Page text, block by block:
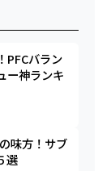
PFCバラン
ー神ランキ
味方！サブ
選